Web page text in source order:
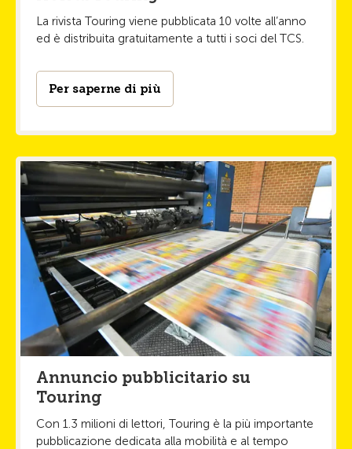
La rivista Touring viene pubblicata 10 volte all’anno
ed è distribuita gratuitamente a tutti i soci del TCS.
Per saperne di più
Annuncio pubblicitario su
Touring
Con 1.3 milioni di lettori, Touring è la più importante
pubblicazione dedicata alla mobilità e al tempo